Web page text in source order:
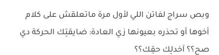
وبص سراج لفاتن اللي لأول مرة ماتعلقش على كلام
أخوها أو تحذره بعيونها زي العادة: ضايقتِك الحركة دي
صح؟؟ آخدلِك حقِك؟؟